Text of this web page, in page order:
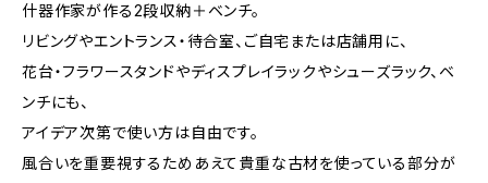
什器作家が作る2段収納＋ベンチ。
リビングやエントランス・待合室、ご自宅または店舗用に、
花台・フラワースタンドやディスプレイラックやシューズラック、ベ
ンチにも、
アイデア次第で使い方は自由です。
風合いを重要視するためあえて貴重な古材を使っている部分が